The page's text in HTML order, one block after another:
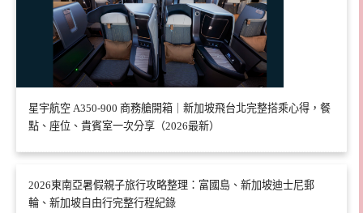
星宇航空 A350-900 商務艙開箱｜新加坡飛台北完整搭乘心得，餐
點、座位、貴賓室一次分享（2026最新）
2026東南亞暑假親子旅行攻略整理：富國島、新加坡迪士尼郵
輪、新加坡自由行完整行程紀錄